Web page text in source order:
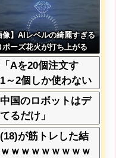
像】AIレベルの綺麗すぎる
ポーズ花火が打ち上がる
Aを20個注文す
2個しか使わない
てる？」 取専「あ
』なったんだがコ
？？？？？？
国のロボットはデ
るだけ」
が筋トレした結
ｗｗｗｗｗｗｗｗ